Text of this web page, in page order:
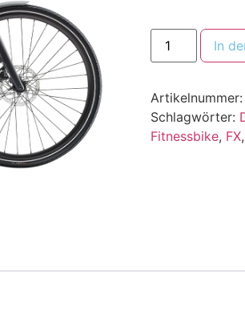
In
Artikelnummer:
Schlagwörter:
Fitnessbike, FX,